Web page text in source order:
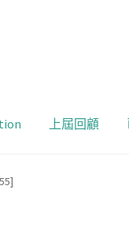
上屆回顧